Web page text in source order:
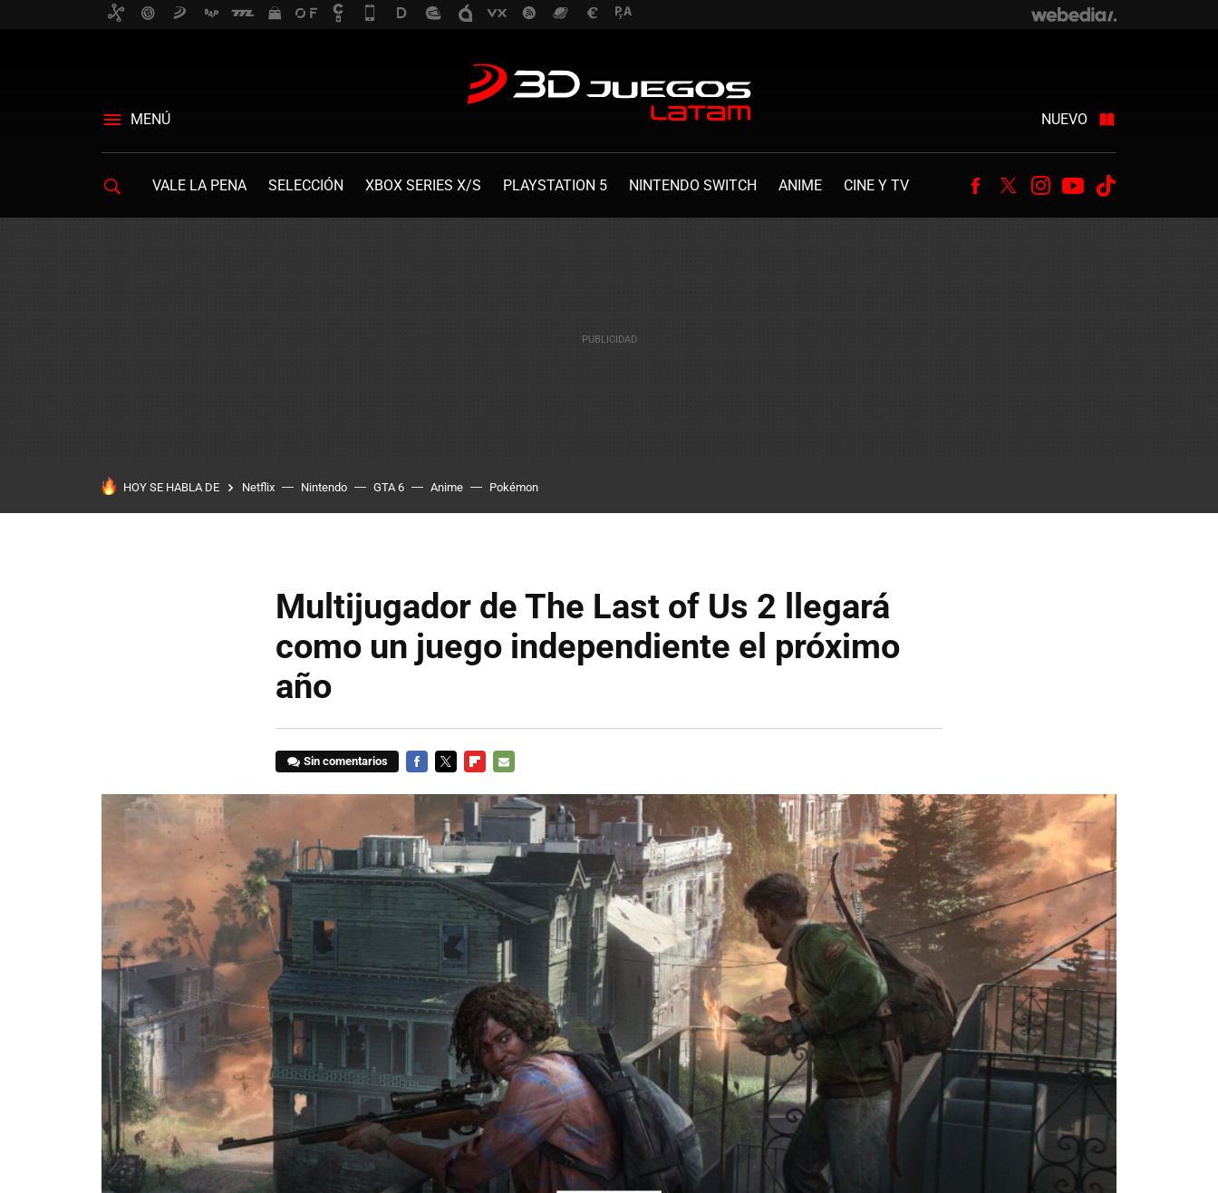
MENÚ NUEVO
VALE LA PENA SELECCIÓN XBOX SERIES X/S PLAYSTATION 5 NINTENDO SWITCH ANIME CINE Y TV Facebook
TwitterInstagram
Youtube
HOY SE HABLA DE Netflix Nintendo GTA 6 Anime Pokémon
Multijugador de The Last of Us 2 llegará
como un juego independiente el próximo
año
Sin comentarios
MAIL